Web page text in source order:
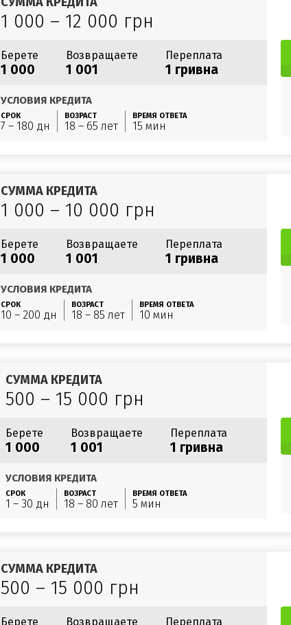
1 000 – 12 000 грн
Берете
1 000
Возвращаете
1 001
Переплата
1 гривна
УСЛОВИЯ КРЕДИТА
СРОК
7 – 180 дн
ВОЗРАСТ
18 – 65 лет
ВРЕМЯ ОТВЕТА
15 мин
СУММА КРЕДИТА
1 000 – 10 000 грн
Берете
1 000
Возвращаете
1 001
Переплата
1 гривна
УСЛОВИЯ КРЕДИТА
СРОК
10 – 200 дн
ВОЗРАСТ
18 – 85 лет
ВРЕМЯ ОТВЕТА
10 мин
СУММА КРЕДИТА
500 – 15 000 грн
Берете
1 000
Возвращаете
1 001
Переплата
1 гривна
УСЛОВИЯ КРЕДИТА
СРОК
1 – 30 дн
ВОЗРАСТ
18 – 80 лет
ВРЕМЯ ОТВЕТА
5 мин
СУММА КРЕДИТА
500 – 15 000 грн
Берете Возвращаете Переплата